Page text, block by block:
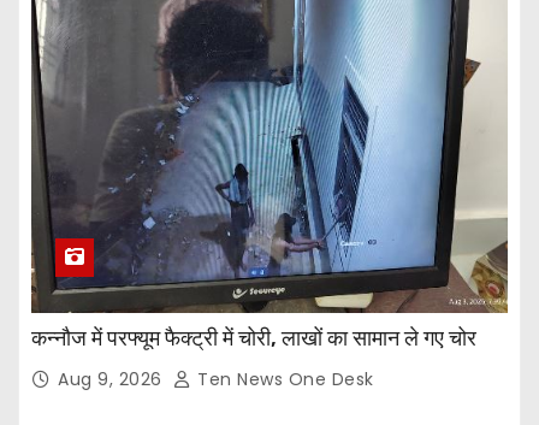
कन्नौज में परफ्यूम फैक्ट्री में चोरी, लाखों का सामान ले गए चोर
Aug 9, 2026 Ten News One Desk